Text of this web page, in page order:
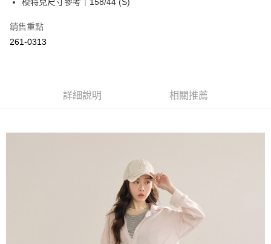
Google Pay
ATM付款
付款後全家取貨
每筆NT$60，滿NT$2,000(含以上)免運費
每筆NT$60，滿NT$2,000(含以上)免運費
銷售重點
261-0313
詳細說明 相關推薦